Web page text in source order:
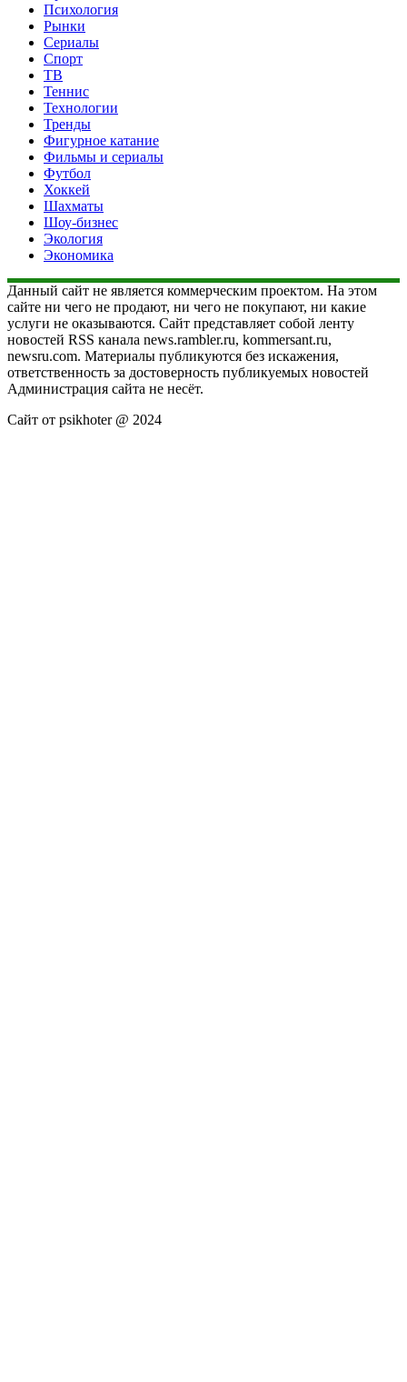
Психология
Рынки
Сериалы
Спорт
ТВ
Теннис
Технологии
Тренды
Фигурное катание
Фильмы и сериалы
Футбол
Хоккей
Шахматы
Шоу-бизнес
Экология
Экономика
Данный сайт не является коммерческим проектом. На этом
сайте ни чего не продают, ни чего не покупают, ни какие
услуги не оказываются. Сайт представляет собой ленту
новостей RSS канала news.rambler.ru, kommersant.ru,
newsru.com. Материалы публикуются без искажения,
ответственность за достоверность публикуемых новостей
Администрация сайта не несёт.
Сайт от psikhoter @ 2024